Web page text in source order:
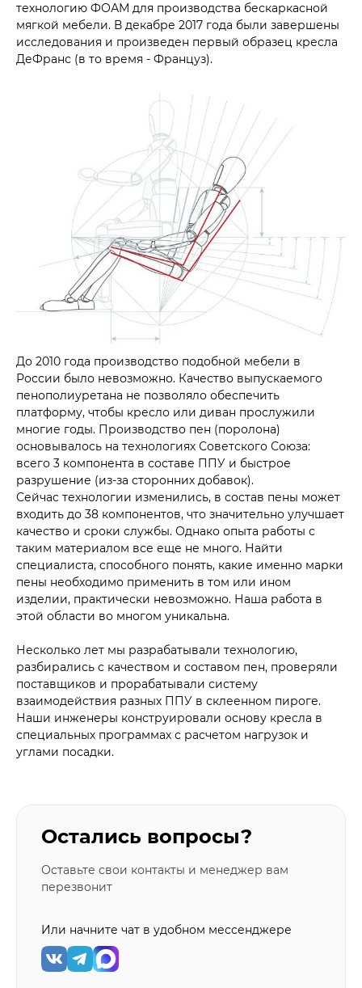
технологию ФОАМ для производства бескаркасной
мягкой мебели. В декабре 2017 года были завершены
исследования и произведен первый образец кресла
ДеФранс (в то время - Француз).
До 2010 года производство подобной мебели в
России было невозможно. Качество выпускаемого
пенополиуретана не позволяло обеспечить
платформу, чтобы кресло или диван прослужили
многие годы. Производство пен (поролона)
основывалось на технологиях Советского Союза:
всего 3 компонента в составе ППУ и быстрое
разрушение (из-за сторонних добавок).
Сейчас технологии изменились, в состав пены может
входить до 38 компонентов, что значительно улучшает
качество и сроки службы. Однако опыта работы с
таким материалом все еще не много. Найти
специалиста, способного понять, какие именно марки
пены необходимо применить в том или ином
изделии, практически невозможно. Наша работа в
этой области во многом уникальна.
Несколько лет мы разрабатывали технологию,
разбирались с качеством и составом пен, проверяли
поставщиков и прорабатывали систему
взаимодействия разных ППУ в склеенном пироге.
Наши инженеры конструировали основу кресла в
специальных программах с расчетом нагрузок и
углами посадки.
Остались вопросы?
Оставьте свои контакты и менеджер вам
перезвонит
Или начните чат в удобном мессенджере